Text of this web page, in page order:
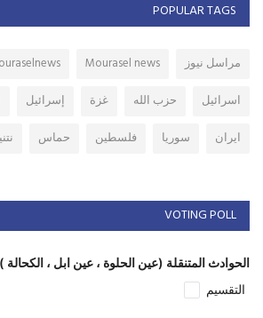
POPULAR TAGS
مراسل نيوز Mourasel news
اسرائيل
حزب الله غزة إسرائيل
ايران
سوريا فلسطين حماس
VOTING POLL
الحوادث المتنقلة (عين الحلوة ، عين ابل ،
التقسيم